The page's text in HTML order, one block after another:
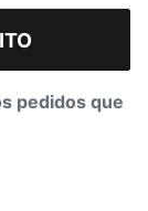
pedidos que